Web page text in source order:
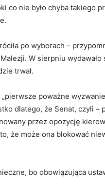
co nie było chyba takiego
po wyborach –
W sierpniu
trwał.
poważne
dlatego, że Senat, czyli –
przez opozycję
że może ona blokować
bo obowiązująca